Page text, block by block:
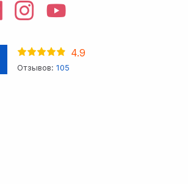
4.9
Отзывов: 105